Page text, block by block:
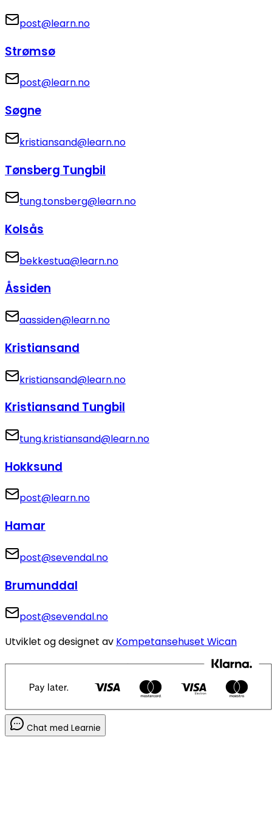
post@learn.no
Strømsø
post@learn.no
Søgne
kristiansand@learn.no
Tønsberg Tungbil
tung.tonsberg@learn.no
Kolsås
bekkestua@learn.no
Åssiden
aassiden@learn.no
Kristiansand
kristiansand@learn.no
Kristiansand Tungbil
tung.kristiansand@learn.no
Hokksund
post@learn.no
Hamar
post@sevendal.no
Brumunddal
post@sevendal.no
Utviklet og designet av Kompetansehuset Wican
Chat med Learnie